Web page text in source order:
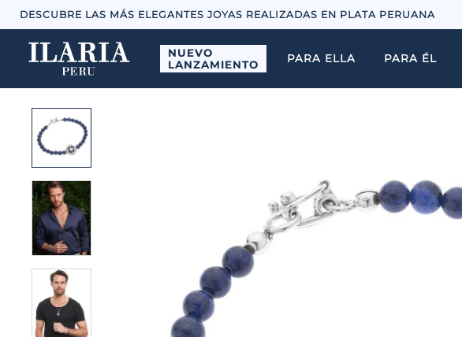
DESCUBRE LAS MÁS ELEGANTES JOYAS REALIZADAS EN PLATA PERUANA
NUEVO
LANZAMIENTO
PARA ELLA PARA ÉL